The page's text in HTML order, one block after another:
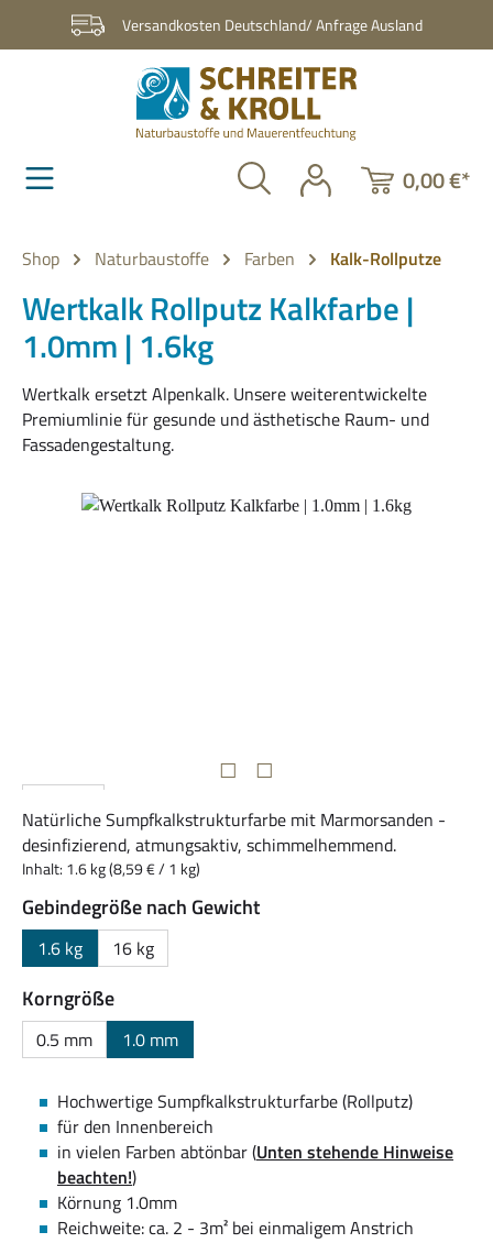
Zum Hauptinhalt springenVersandkosten Deutschland/ Anfrage Ausland
0,00 €*
Shop Naturbaustoffe Farben Kalk-Rollputze
Wertkalk Rollputz Kalkfarbe |
1.0mm | 1.6kg
Wertkalk ersetzt Alpenkalk. Unsere weiterentwickelte
Premiumlinie für gesunde und ästhetische Raum- und
Fassadengestaltung.
Bildergalerie überspringen
Natürliche Sumpfkalkstrukturfarbe mit Marmorsanden -
desinfizierend, atmungsaktiv, schimmelhemmend.
Inhalt: 1.6 kg(8,59 € / 1 kg)
Gebindegröße nach Gewichtauswählen
1.6 kg 16 kg
Korngrößeauswählen
0.5 mm 1.0 mm
Hochwertige Sumpfkalkstrukturfarbe (Rollputz)
für den Innenbereich
in vielen Farben abtönbar (Unten stehende Hinweise
beachten!)
Körnung 1.0mm
Reichweite: ca. 2 - 3m² bei einmaligem Anstrich